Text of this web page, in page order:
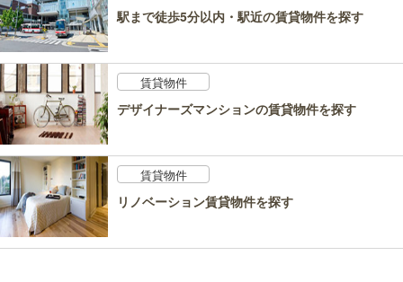
駅まで徒歩5分以内・駅近の賃貸物件を探す
賃貸物件
デザイナーズマンションの賃貸物件を探す
賃貸物件
リノベーション賃貸物件を探す